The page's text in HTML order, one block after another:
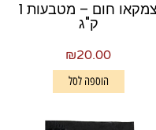
צמקאו חום – מטבעות 1
ק"ג
₪20.00
הוספה לסל